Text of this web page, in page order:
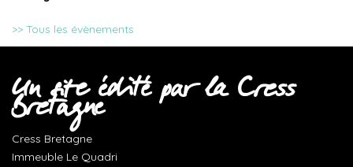
>> Tous les évènements
Un site édité par la Cress
Bretagne
Cress Bretagne
Immeuble Le Quadri